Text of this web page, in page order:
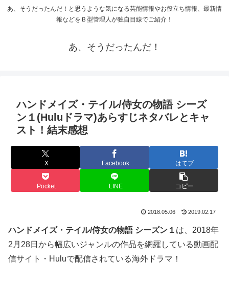
あ、そうだったんだ！と思うような気になる芸能情報やお役立ち情報、最新情
報などをＢ型管理人が独自目線でご紹介！
あ、そうだったんだ！
ハンドメイズ・テイル/侍女の物語 シーズ
ン１(Huluドラマ)あらすじネタバレとキャ
スト！結末感想
X Facebook はてブ
Pocket LINE コピー
2018.05.06 2019.02.17
ハンドメイズ・テイル/侍女の物語 シーズン１ は、2018年
2月28日から幅広いジャンルの作品を網羅している動画配
信サイト・Huluで配信されている海外ドラマ！